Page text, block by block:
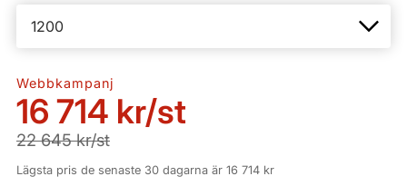
Webbkampanj
16 714 kr/st
22 645 kr/st
Lägsta pris de senaste 30 dagarna är 16 714 kr